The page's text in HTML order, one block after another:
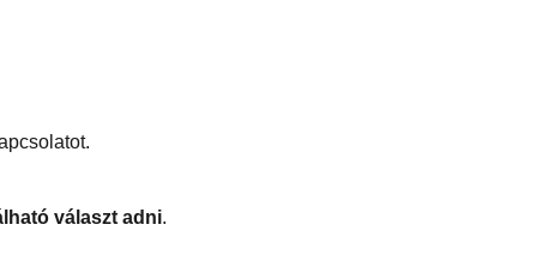
választ adni.